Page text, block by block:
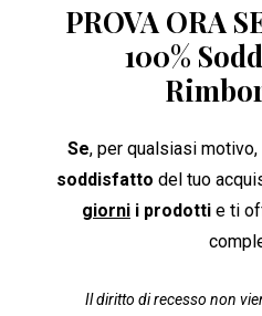
PROVA ORA
100%
Se, per qualsiasi motivo,
soddisfatto del tuo
giornii prodottie ti
Il diritto di recesso non